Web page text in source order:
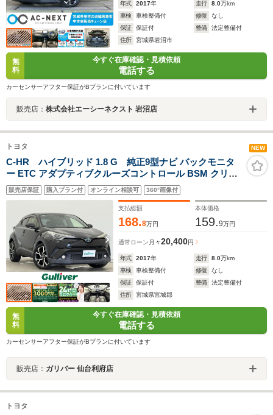
年式 2017年 走行 8.0万km
車検
車検整備付 修復
なし
保証
保証付 整備
法定整備付
住所
宮城県岩沼市
無
料
今すぐ在庫確認・見積依頼
電話する
カーセンサーアフター保証がBプランに付いています
販売店： 株式会社エーシーネクスト 岩沼店
トヨタ NEW
C-HR ハイブリッド 1.8 G 純正9型ナビ バックモニタ
ー ETC アダプティブクルーズコントロール BSM クリア
ランスソナー セーフティセンス ハーフレザーシート シー
トヒーター 電動パーキングブレーキ オートブレーキホー
販売店保証 購入プラン付 オンライン相談可 360°画像付
支払総額
168.8万円
本体価格
159.9万円
通常ローン 月々20,400円
年式 2017年 走行 8.0万km
車検
車検整備付 修復
なし
保証
保証付 整備
法定整備付
住所
宮城県宮城郡
無
料
今すぐ在庫確認・見積依頼
電話する
カーセンサーアフター保証がBプランに付いています
販売店： ガリバー 仙台利府店
トヨタ